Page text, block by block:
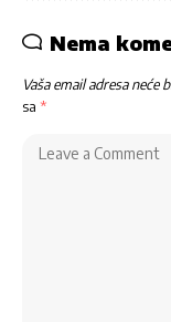
Nema
Vaša email adresa neće
sa *